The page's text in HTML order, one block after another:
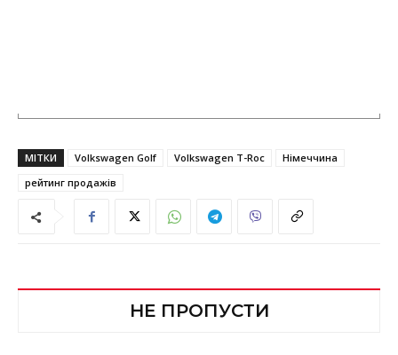
МІТКИ Volkswagen Golf Volkswagen T-Roc
Німеччина
рейтинг продажів
НЕ ПРОПУСТИ